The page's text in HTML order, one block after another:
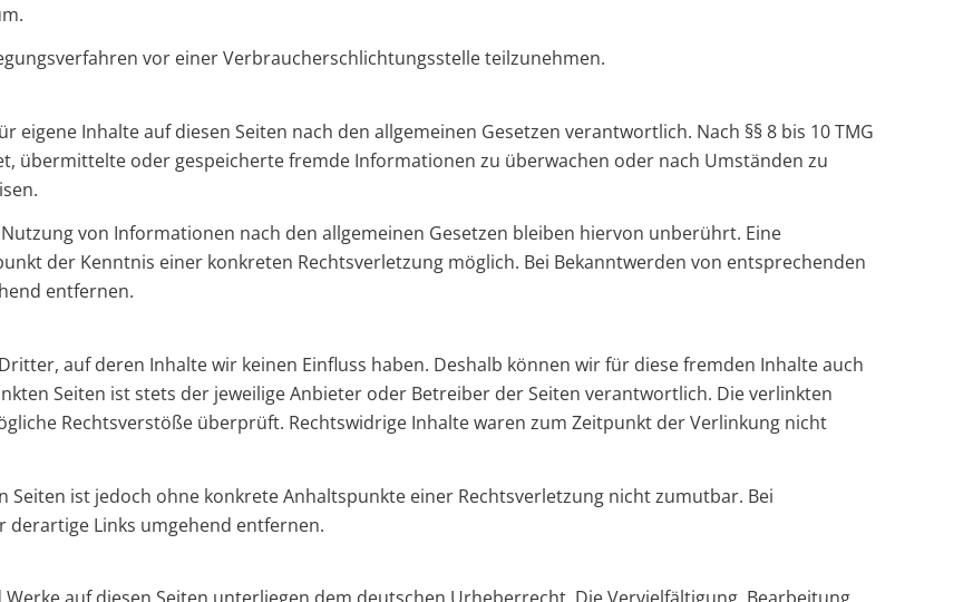
vor einer Verbraucherschlichtungsstelle teilzunehmen.
eigene Inhalte auf diesen Seiten nach den allgemeinen Gesetzen verantwortlich. Nach §§ 8 bis 10 TMG
übermittelte oder gespeicherte fremde Informationen zu überwachen oder nach Umständen zu
von Informationen nach den allgemeinen Gesetzen bleiben hiervon unberührt. Eine
der Kenntnis einer konkreten Rechtsverletzung möglich. Bei Bekanntwerden von entsprechenden
entfernen.
auf deren Inhalte wir keinen Einfluss haben. Deshalb können wir für diese fremden Inhalte auch
Seiten ist stets der jeweilige Anbieter oder Betreiber der Seiten verantwortlich. Die verlinkten
Rechtsverstöße überprüft. Rechtswidrige Inhalte waren zum Zeitpunkt der Verlinkung nicht
ist jedoch ohne konkrete Anhaltspunkte einer Rechtsverletzung nicht zumutbar. Bei
derartige Links umgehend entfernen.